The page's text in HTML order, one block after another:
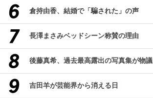
倉持由香、結婚で「騙された」の声
長澤まさみベッドシーン称賛の理由
後藤真希、過去最高露出の写真集が物議
吉田羊が芸能界から消える日